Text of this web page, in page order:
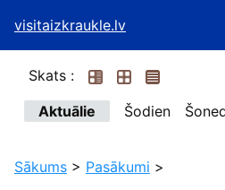
visitaizkraukle.lv
Skats :
Aktuālie
Šodien
Sākums > Pasākumi >